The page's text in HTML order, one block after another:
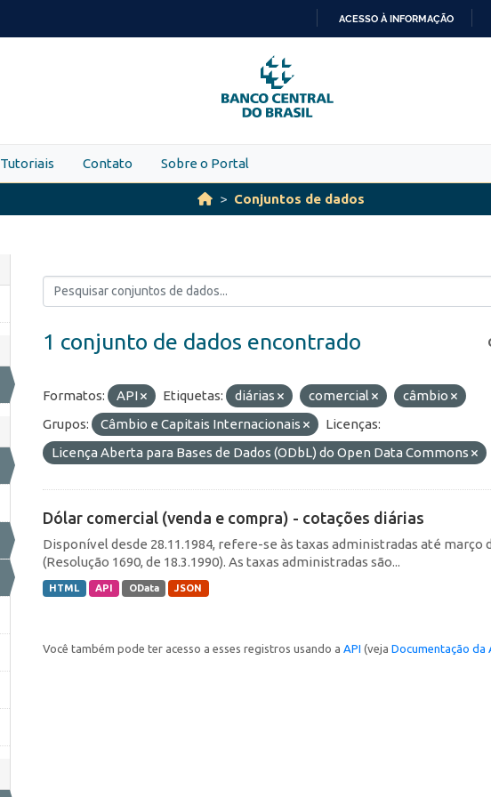
PARA
O
CONTEÚDO
ACESSO À INFORMAÇÃO
Tutoriais Contato Sobre o Portal
Conjuntos de dados
1 conjunto de dados encontrado
Formatos: API Etiquetas: diárias comercial
câmbio
Grupos:
Câmbio e Capitais Internacionais
Licenças:
Licença Aberta para Bases de Dados (ODbL) do Open Data Commons
Dólar comercial (venda e compra) - cotações diárias
Disponível desde 28.11.1984, refere-se às taxas administradas até março
(Resolução 1690, de 18.3.1990). As taxas administradas são...
HTML API OData JSON
Você também pode ter acesso a esses registros usando a API (veja Documentação da